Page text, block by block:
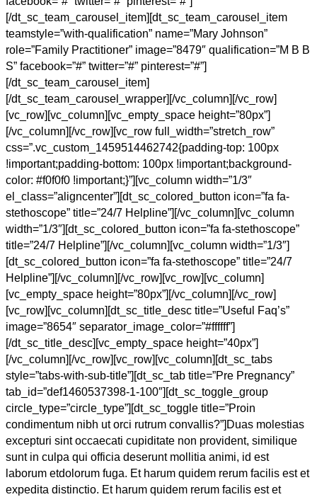
[/dt_sc_team_carousel_item][dt_sc_team_carousel_item
teamstyle=”with-qualification” name=”Mary Johnson”
role=”Family Practitioner” image=”8479″ qualification=”M B B
S” facebook=”#” twitter=”#” pinterest=”#”]
[/dt_sc_team_carousel_item]
[/dt_sc_team_carousel_wrapper][/vc_column][/vc_row]
[vc_row][vc_column][vc_empty_space height=”80px”]
[/vc_column][/vc_row][vc_row full_width=”stretch_row”
css=”.vc_custom_1459514462742{padding-top: 100px
!important;padding-bottom: 100px !important;background-
color: #f0f0f0 !important;}”][vc_column width=”1/3″
el_class=”aligncenter”][dt_sc_colored_button icon=”fa fa-
stethoscope” title=”24/7 Helpline”][/vc_column][vc_column
width=”1/3″][dt_sc_colored_button icon=”fa fa-stethoscope”
title=”24/7 Helpline”][/vc_column][vc_column width=”1/3″]
[dt_sc_colored_button icon=”fa fa-stethoscope” title=”24/7
Helpline”][/vc_column][/vc_row][vc_row][vc_column]
[vc_empty_space height=”80px”][/vc_column][/vc_row]
[vc_row][vc_column][dt_sc_title_desc title=”Useful Faq’s”
image=”8654″ separator_image_color=”#ffffff”]
[/dt_sc_title_desc][vc_empty_space height=”40px”]
[/vc_column][/vc_row][vc_row][vc_column][dt_sc_tabs
style=”tabs-with-sub-title”][dt_sc_tab title=”Pre Pregnancy”
tab_id=”def1460537398-1-100″][dt_sc_toggle_group
circle_type=”circle_type”][dt_sc_toggle title=”Proin
condimentum nibh ut orci rutrum convallis?”]Duas molestias
excepturi sint occaecati cupiditate non provident, similique
sunt in culpa qui officia deserunt mollitia animi, id est
laborum etdolorum fuga. Et harum quidem rerum facilis est et
expedita distinctio. Et harum quidem rerum facilis est et